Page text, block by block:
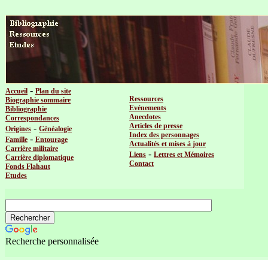
Accueil - Plan du site
Biographie sommaire
Bibliographie
Correspondances
Origines - Généalogie
Famille - Entourage
Carrière militaire
Carrière diplomatique
Fonds Flahaut
Etudes
Ressources
Evénements
Anecdotes
Articles de presse
Index des personnages
Actualités et mises à jour
Liens - Lettres et Mémoires
Contact
Recherche personnalisée